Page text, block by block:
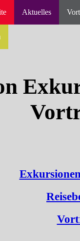
Aktuelles